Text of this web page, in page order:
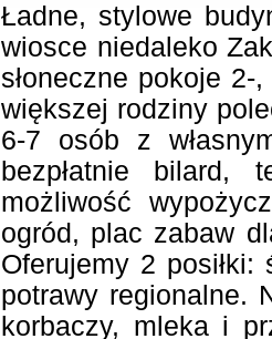
Ładne, stylowe
wiosce niedaleko
słoneczne pokoje
większej rodziny
6-7 osób z
bezpłatnie bilard,
możliwość
ogród, plac zabaw
Oferujemy 2
potrawy regionalne.
korbaczy, mleka i